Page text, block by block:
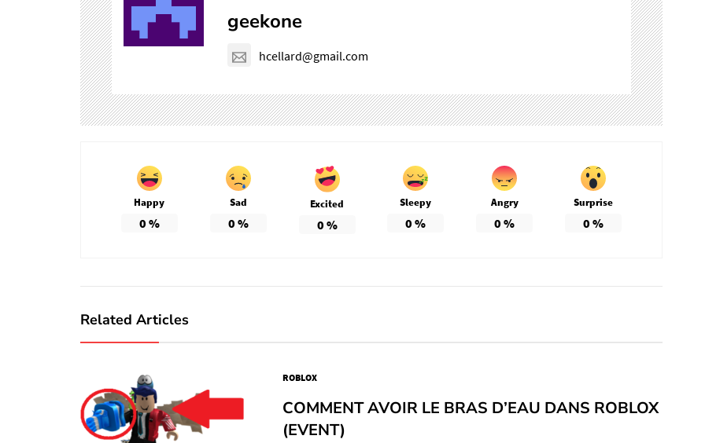
geekone
hcellard@gmail.com
Happy
0 %
Sad
0 %
Excited
0 %
Sleepy
0 %
Angry
0 %
Surprise
0 %
Related Articles
ROBLOX
COMMENT AVOIR LE BRAS D’EAU DANS ROBLOX
(EVENT)